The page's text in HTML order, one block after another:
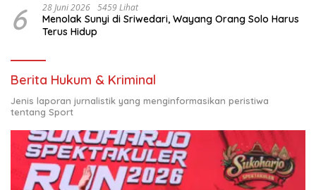
6 28 Juni 2026 5459 Lihat
Menolak Sunyi di Sriwedari, Wayang Orang Solo Harus
Terus Hidup
Berita Hukum & Kriminal
Jenis laporan jurnalistik yang menginformasikan peristiwa
tentang Sport